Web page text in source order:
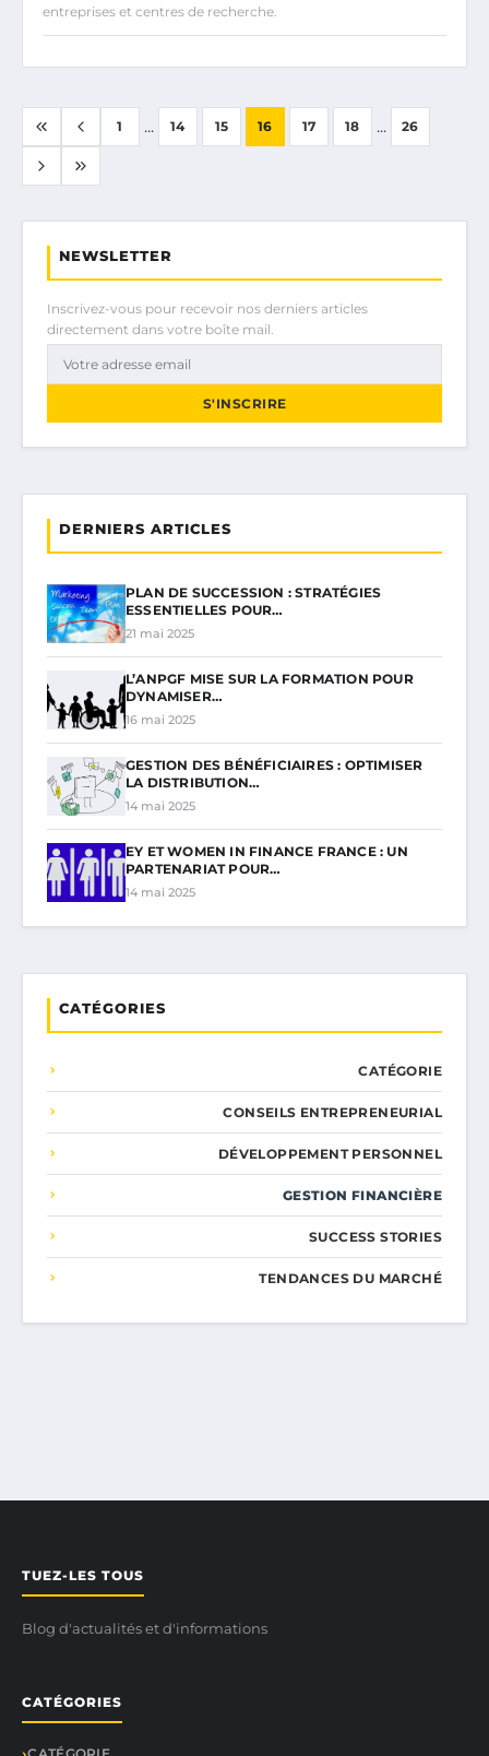
entreprises et centres de recherche.
1 ... 14 15 16 17 18 ... 26
NEWSLETTER
Inscrivez-vous pour recevoir nos derniers articles
directement dans votre boîte mail.
S'INSCRIRE
DERNIERS ARTICLES
PLAN DE SUCCESSION : STRATÉGIES
ESSENTIELLES POUR…
21 mai 2025
L’ANPGF MISE SUR LA FORMATION POUR
DYNAMISER…
16 mai 2025
GESTION DES BÉNÉFICIAIRES : OPTIMISER
LA DISTRIBUTION…
14 mai 2025
EY ET WOMEN IN FINANCE FRANCE : UN
PARTENARIAT POUR…
14 mai 2025
CATÉGORIES
CATÉGORIE
CONSEILS ENTREPRENEURIAL
DÉVELOPPEMENT PERSONNEL
GESTION FINANCIÈRE
SUCCESS STORIES
TENDANCES DU MARCHÉ
TUEZ-LES TOUS
Blog d'actualités et d'informations
CATÉGORIES